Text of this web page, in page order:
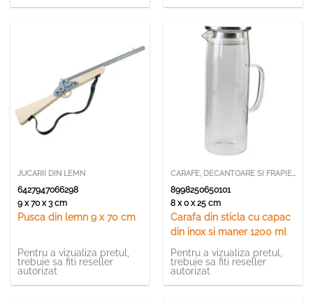
JUCARII DIN LEMN
6427947066298
9 x 70 x 3 cm
Pusca din lemn 9 x 70 cm
Pentru a vizualiza pretul,
trebuie sa fiti reseller
autorizat
CARAFE, DECANTOARE SI FRAPIERE
8998250650101
8 x 0 x 25 cm
Carafa din sticla cu capac
din inox si maner 1200 ml
Pentru a vizualiza pretul,
trebuie sa fiti reseller
autorizat